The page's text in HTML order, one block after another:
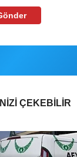
ÇEKEBILIR